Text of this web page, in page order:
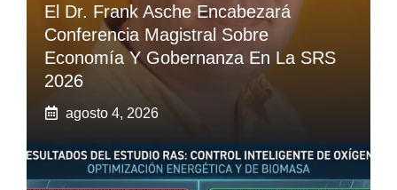
El Dr. Frank Asche Encabezará
Conferencia Magistral Sobre
Economía Y Gobernanza En La SRS
2026
agosto 4, 2026